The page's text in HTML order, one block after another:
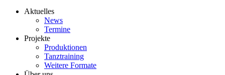
Aktuelles
News
Termine
Projekte
Produktionen
Tanztraining
Weitere Formate